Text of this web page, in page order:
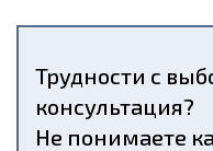
Трудности с
консультация?
Не понимаете